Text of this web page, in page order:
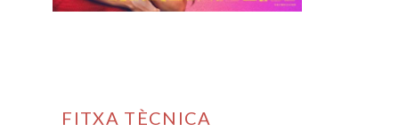
FITXA TÈCNICA